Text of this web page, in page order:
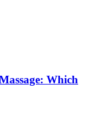
Which